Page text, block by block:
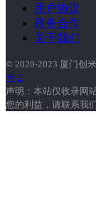
用户协议
商务合作
关于我们
© 2020-2023 厦门创
号-2
声明：本站仅收录网
您的利益，请联系我